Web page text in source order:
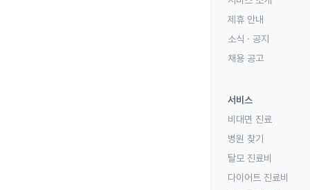
제휴 안내
소식 · 공지
채용 공고
서비스
비대면 진료
병원 찾기
탈모 진료비
다이어트 진료비